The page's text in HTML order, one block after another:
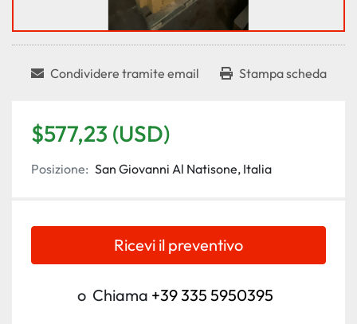
Condividere tramite email Stampa scheda
$577,23 (USD)
Posizione: San Giovanni Al Natisone, Italia
Ricevi il preventivo
o Chiama +39 335 5950395